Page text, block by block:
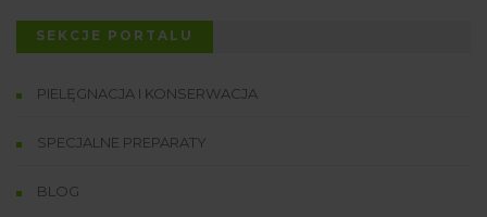
SEKCJE PORTALU
PIELĘGNACJA I KONSERWACJA
SPECJALNE PREPARATY
BLOG